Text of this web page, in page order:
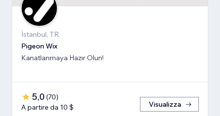
İstanbul, TR
Pigeon Wix
Kanatlanmaya Hazır Olun!
5,0 (70)
A partire da 10 $
Visualizza